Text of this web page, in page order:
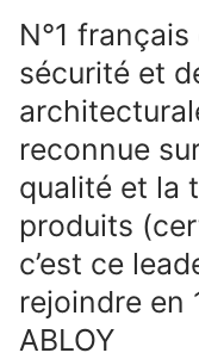
N°1
sécurité et
reconnue
qualité et la
produits
c’est ce
rejoindre en
ABLOY